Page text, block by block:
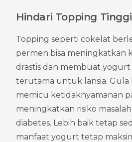
Hindari Topping
Topping seperti cokelat
permen bisa meningkatkan
drastis dan membuat yogurt
terutama untuk lansia. Gula
memicu ketidaknyamanan
meningkatkan risiko
diabetes. Lebih baik tetap
manfaat yogurt tetap